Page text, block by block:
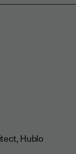
Hublo